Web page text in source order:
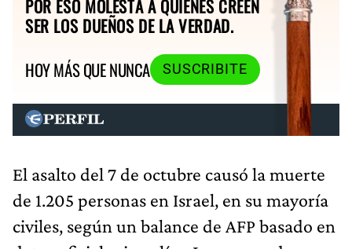
POR ESO MOLESTA A QUIENES CREEN
SER LOS DUEÑOS DE LA VERDAD.
HOY MÁS QUE NUNCA
SUSCRIBITE
El asalto del 7 de octubre causó la muerte
de 1.205 personas en Israel, en su mayoría
civiles, según un balance de AFP basado en